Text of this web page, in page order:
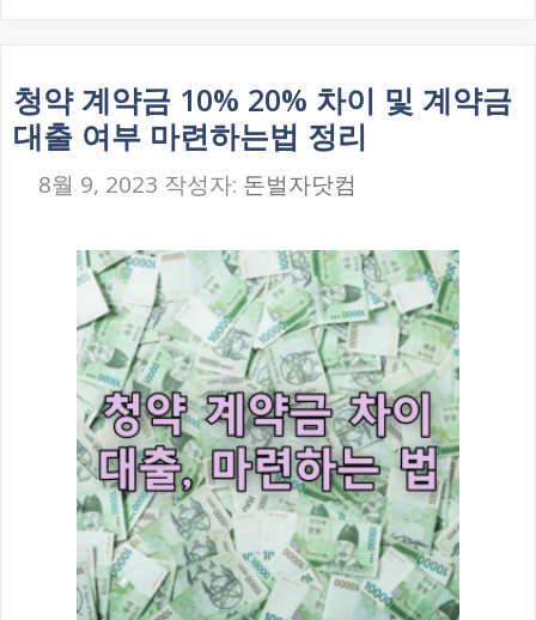
청약 계약금 10% 20% 차이 및 계약금
대출 여부 마련하는법 정리
8월 9, 2023 작성자: 돈벌자닷컴